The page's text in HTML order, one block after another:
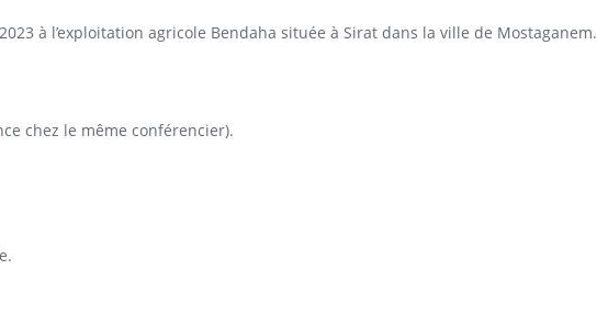
à l’exploitation agricole Bendaha située à Sirat dans la ville de Mostaganem.
chez le même conférencier).